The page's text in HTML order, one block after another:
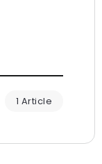
1 Article